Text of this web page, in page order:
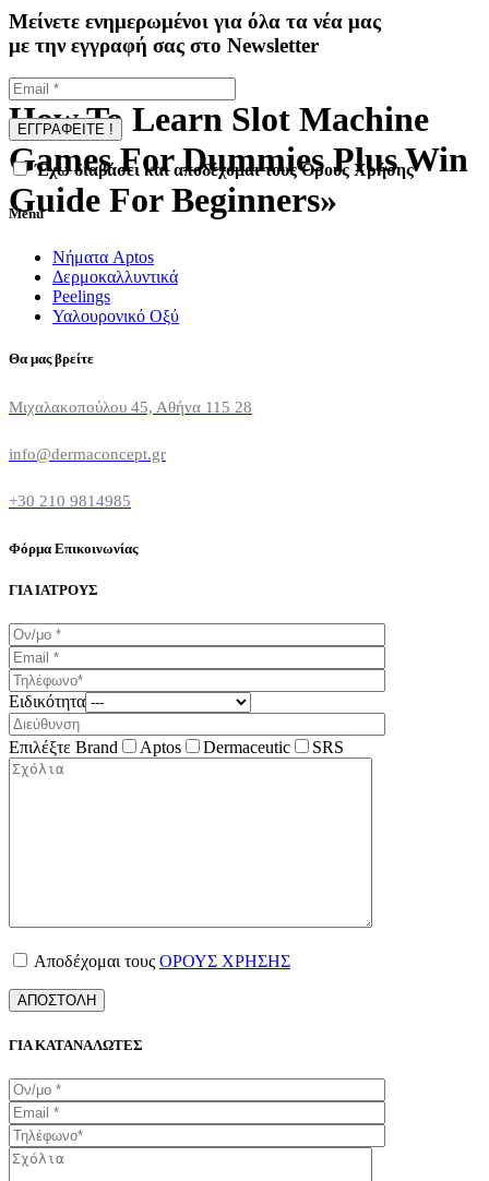
How To Learn Slot Machine
Games For Dummies Plus Win
Guide For Beginners»
Μείνετε ενημερωμένοι για όλα τα νέα μας
με την εγγραφή σας στο Newsletter
Έχω διαβάσει και αποδέχομαι τους Όρους Χρήσης
Menu
Νήματα Aptos
Δερμοκαλλυντικά
Peelings
Υαλουρονικό Οξύ
Θα μας βρείτε
Μιχαλακοπούλου 45, Αθήνα 115 28
info@dermaconcept.gr
+30 210 9814985
Φόρμα Επικοινωνίας
ΓΙΑ ΙΑΤΡΟΥΣ
Ειδικότητα
Επιλέξτε Brand Aptos Dermaceutic SRS
Αποδέχομαι τους ΟΡΟΥΣ ΧΡΗΣΗΣ
ΓΙΑ ΚΑΤΑΝΑΛΩΤΕΣ